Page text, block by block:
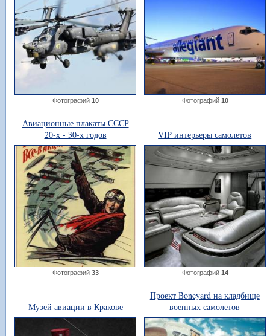
Фотографий 10 Фотографий 10
Авиационные плакаты СССР
20-х - 30-х годов
Фотографий 33
VIP интерьеры самолетов
Фотографий 14
Музей авиации в Кракове
Проект Boneyard на кладбище
военных самолетов